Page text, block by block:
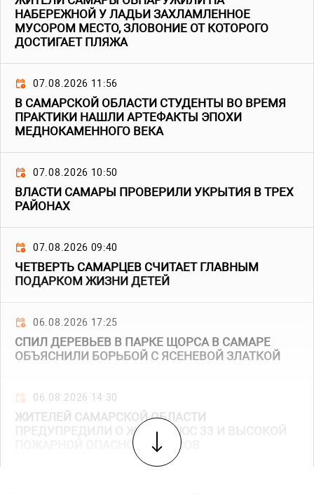
НАБЕРЕЖНОЙ У ЛАДЬИ ЗАХЛАМЛЕННОЕ
МУСОРОМ МЕСТО, ЗЛОВОНИЕ ОТ КОТОРОГО
ДОСТИГАЕТ ПЛЯЖА
07.08.2026 11:56
В САМАРСКОЙ ОБЛАСТИ СТУДЕНТЫ ВО ВРЕМЯ
ПРАКТИКИ НАШЛИ АРТЕФАКТЫ ЭПОХИ
МЕДНОКАМЕННОГО ВЕКА
07.08.2026 10:50
ВЛАСТИ САМАРЫ ПРОВЕРИЛИ УКРЫТИЯ В ТРЕХ
РАЙОНАХ
07.08.2026 09:40
ЧЕТВЕРТЬ САМАРЦЕВ СЧИТАЕТ ГЛАВНЫМ
ПОДАРКОМ ЖИЗНИ ДЕТЕЙ
06.08.2026 17:25
СПИЛ ДЕРЕВЬЕВ В ПАРКЕ ЩОРСА В САМАРЕ
ОБЪЯСНИЛИ БОРЬБОЙ С ЯСЕНЕВОЙ ЗЛАТКОЙ
06.08.2026 14:30
ЖИТЕЛЕЙ САМАРСКОЙ ОБЛАСТИ
ПРЕДУПРЕДИЛИ О ЖАРЕ ПЛЮС 33 И ВЫСОКОЙ
ПОЖАРНОЙ ОПАСНОСТИ ЛЕСОВ